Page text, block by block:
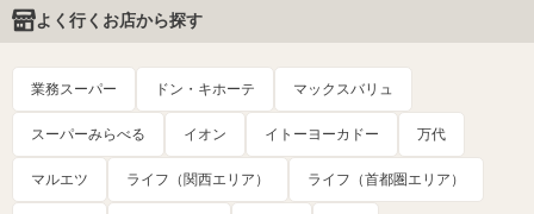
よく行くお店から探す
業務スーパー ドン・キホーテ マックスバリュ
スーパーみらべる イオン イトーヨーカドー 万代
マルエツ ライフ（関西エリア） ライフ（首都圏エリア）